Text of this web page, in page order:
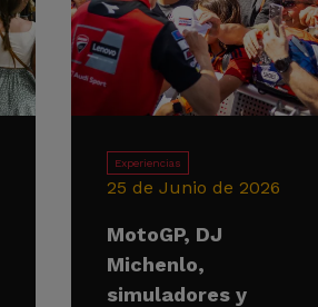
Experiencias
25 de Junio de 2026
MotoGP, DJ
Michenlo,
simuladores y